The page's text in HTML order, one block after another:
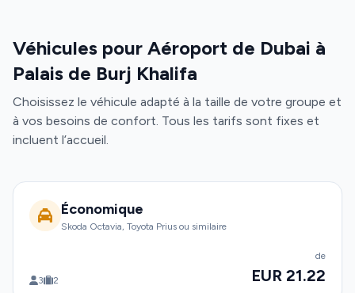
Véhicules pour Aéroport de Dubai à
Palais de Burj Khalifa
Choisissez le véhicule adapté à la taille de votre groupe et
à vos besoins de confort. Tous les tarifs sont fixes et
incluent l’accueil.
Économique
Skoda Octavia, Toyota Prius ou similaire
3 2
de
EUR 21.22